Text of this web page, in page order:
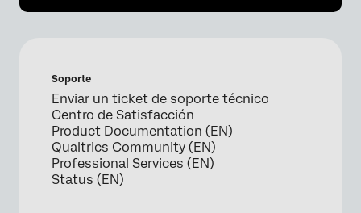
Soporte
Enviar un ticket de soporte técnico
Centro de Satisfacción
Product Documentation (EN)
Qualtrics Community (EN)
Professional Services (EN)
Status (EN)